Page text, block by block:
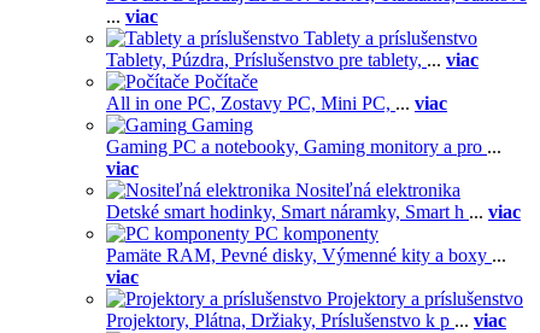
... viac
Tablety a príslušenstvo
Tablety, Púzdra, Príslušenstvo pre tablety, ... viac
Počítače
All in one PC, Zostavy PC, Mini PC, ... viac
Gaming
Gaming PC a notebooky, Gaming monitory a pro ...
viac
Nositeľná elektronika
Detské smart hodinky, Smart náramky, Smart h ... viac
PC komponenty
Pamäte RAM, Pevné disky, Výmenné kity a boxy ...
viac
Projektory a príslušenstvo
Projektory, Plátna, Držiaky, Príslušenstvo k p ... viac